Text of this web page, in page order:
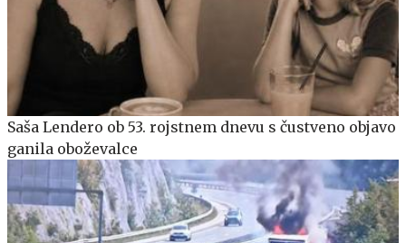
Saša Lendero ob 53. rojstnem dnevu s čustveno objavo
ganila oboževalce